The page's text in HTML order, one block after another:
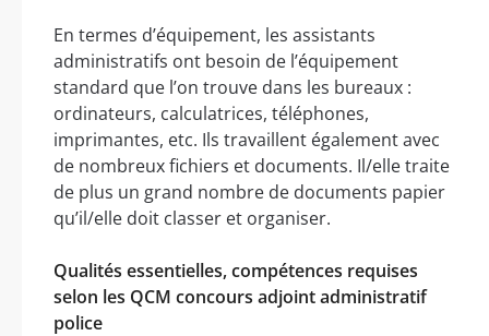
En termes d’équipement, les assistants
administratifs ont besoin de l’équipement
standard que l’on trouve dans les bureaux :
ordinateurs, calculatrices, téléphones,
imprimantes, etc. Ils travaillent également avec
de nombreux fichiers et documents. Il/elle traite
de plus un grand nombre de documents papier
qu’il/elle doit classer et organiser.
Qualités essentielles, compétences requises
selon les QCM concours adjoint administratif
police